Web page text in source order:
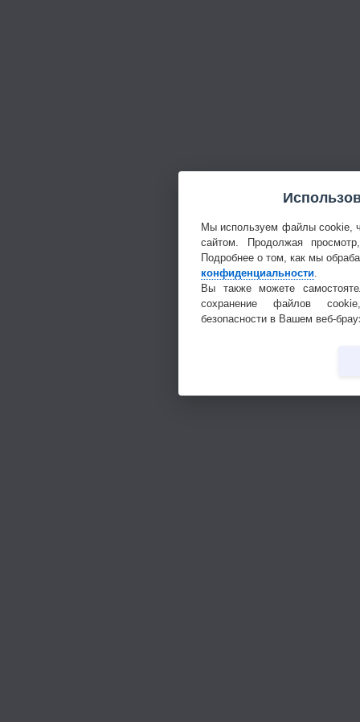
Мы используем файлы cookie,
сайтом. Продолжая
Подробнее о том, как мы
конфиденциальности
Вы также можете
сохранение файлов
безопасности в Вашем веб-